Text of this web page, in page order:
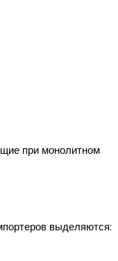
при монолитном
выделяются: